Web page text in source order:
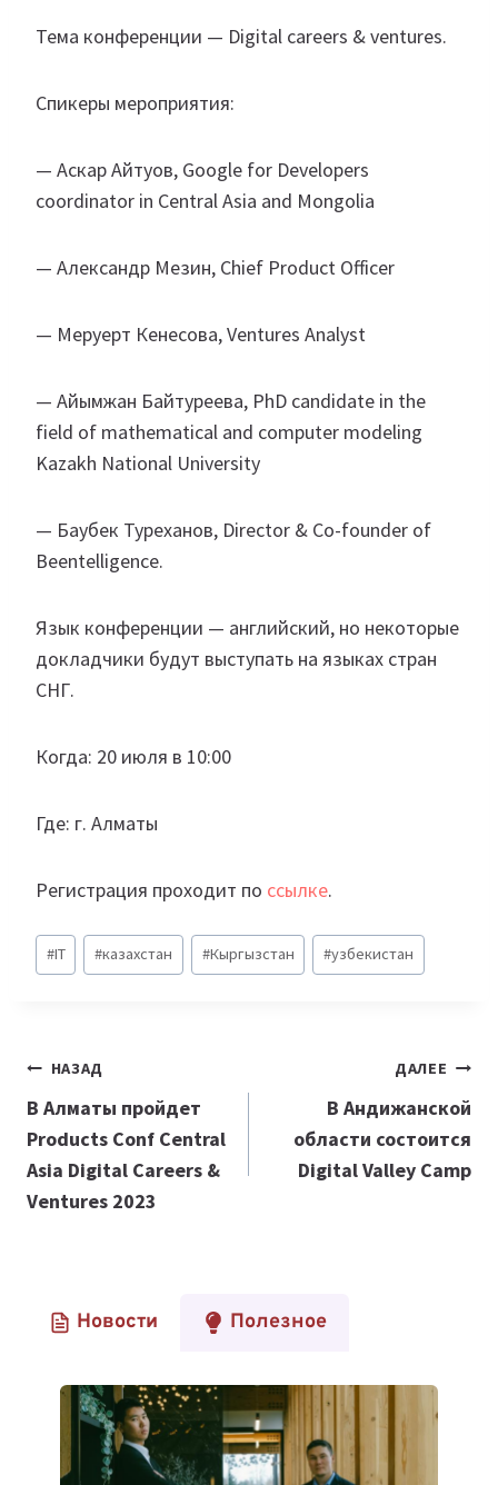
Тема конференции — Digital careers & ventures.
Спикеры мероприятия:
— Аскар Айтуов, Google for Developers
coordinator in Central Asia and Mongolia
— Александр Мезин, Chief Product Officer
— Меруерт Кенесова, Ventures Analyst
— Айымжан Байтуреева, PhD candidate in the
field of mathematical and computer modeling
Kazakh National University
— Баубек Туреханов, Director & Co-founder of
Beentelligence.
Язык конференции — английский, но некоторые
докладчики будут выступать на языках стран
СНГ.
Когда: 20 июля в 10:00
Где: г. Алматы
Регистрация проходит по ссылке.
Метки
записи:
#IT #казахстан #Кыргызстан #узбекистан
Навигация
по
записям
НАЗАД
В Алматы пройдет
Products Conf Central
Asia Digital Careers &
Ventures 2023
ДАЛЕЕ
В Андижанской
области состоится
Digital Valley Camp
Новости Полезное